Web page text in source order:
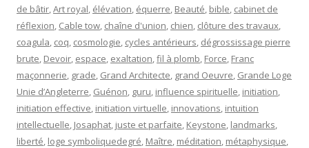
de bâtir,Art royal, élévation, équerre, Beauté, bible, cabinet de
réflexion, Cable tow, chaîne d'union, chien, clôture des travaux,
coagula, coq, cosmologie, cycles antérieurs, dégrossissage pierre
brute, Devoir, espace, exaltation,fil à plomb, Force, Franc
maçonnerie, grade, Grand Architecte, grand Oeuvre, Grande Loge
Unie d’Angleterre, Guénon, guru, influence spirituelle, initiation,
initiation effective, initiation virtuelle, innovations, intuition
intellectuelle, Josaphat, juste et parfaite, Keystone, landmarks,
liberté, loge symboliquedegré, Maître, méditation, métaphysique,